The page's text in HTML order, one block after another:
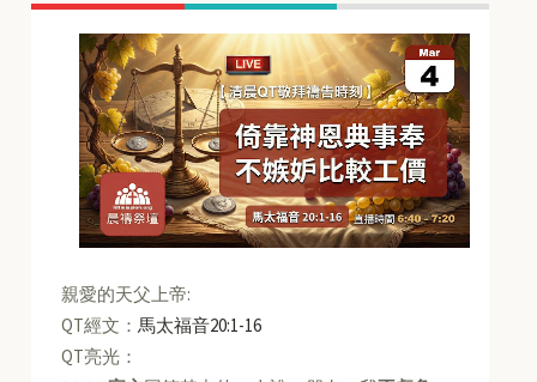
親愛的天父上帝:
QT經文：馬太福音20:1-16
QT亮光：